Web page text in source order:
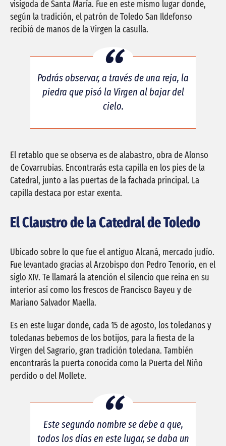
visigoda de Santa María. Fue en este mismo lugar donde,
según la tradición, el patrón de Toledo San Ildefonso
recibió de manos de la Virgen la casulla.
Podrás observar, a través de una reja, la
piedra que pisó la Virgen al bajar del
cielo.
El retablo que se observa es de alabastro, obra de Alonso
de Covarrubias. Encontrarás esta capilla en los pies de la
Catedral, junto a las puertas de la fachada principal. La
capilla destaca por estar exenta.
El Claustro de la Catedral de Toledo
Ubicado sobre lo que fue el antiguo Alcaná, mercado judío.
Fue levantado gracias al Arzobispo don Pedro Tenorio, en el
siglo XIV. Te llamará la atención el silencio que reina en su
interior así como los frescos de Francisco Bayeu y de
Mariano Salvador Maella.
Es en este lugar donde, cada 15 de agosto, los toledanos y
toledanas bebemos de los botijos, para la fiesta de la
Virgen del Sagrario, gran tradición toledana. También
encontrarás la puerta conocida como la Puerta del Niño
perdido o del Mollete.
Este segundo nombre se debe a que,
todos los días en este lugar, se daba un